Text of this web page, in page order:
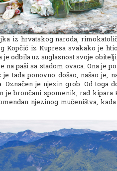
iz hrvatskog naroda,
Kopčić iz Kupresa svakako je
je odbila uz suglasnost svoje
na paši sa stadom ovaca. Ona je
tada ponovno došao, našao
Označen je njezin grob. Od toga
je brončani spomenik, rad
njezinog mučeništva,